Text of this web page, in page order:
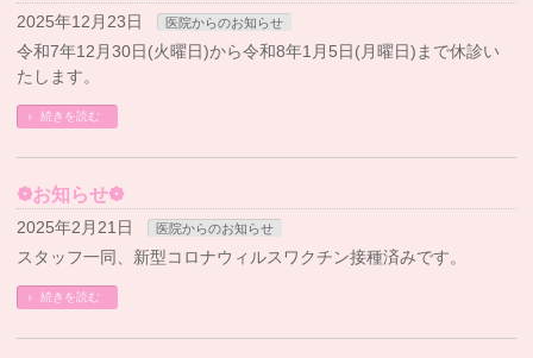
2025年12月23日 医院からのお知らせ
令和7年12月30日(火曜日)から令和8年1月5日(月曜日)まで休診い
たします。
続きを読む
❁お知らせ❁
2025年2月21日 医院からのお知らせ
スタッフ一同、新型コロナウィルスワクチン接種済みです。
続きを読む